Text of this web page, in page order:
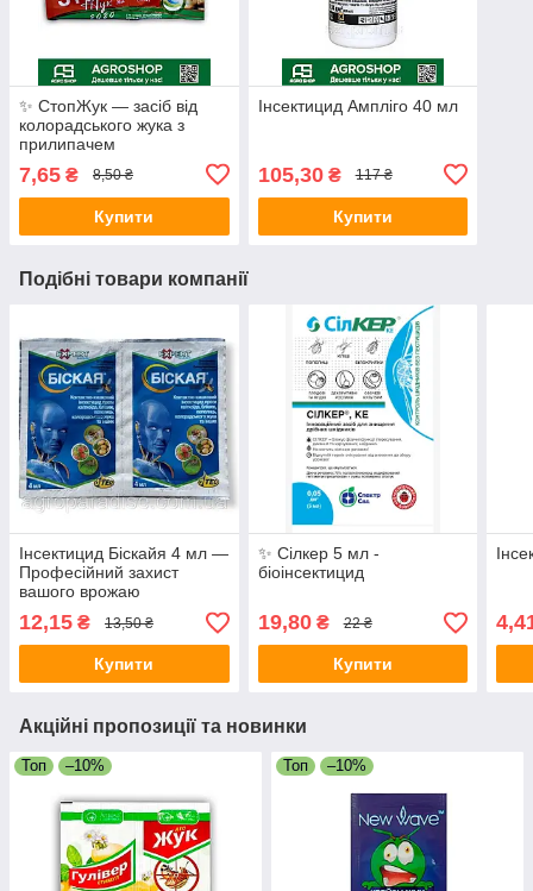
✨ СтопЖук — засіб від
колорадського жука з
прилипачем
7,65 ₴ 8,50 ₴
Купити
Інсектицид Ампліго 40 мл
105,30₴ 117 ₴
Купити
Подібні товари компанії
Інсектицид Біскайя 4 мл —
Професійний захист
вашого врожаю
12,15 ₴ 13,50 ₴
Купити
✨ Сілкер 5 мл -
біоінсектицид
19,80₴ 22 ₴
Купити
Акційні пропозиції та новинки
Топ –10% Топ –10%